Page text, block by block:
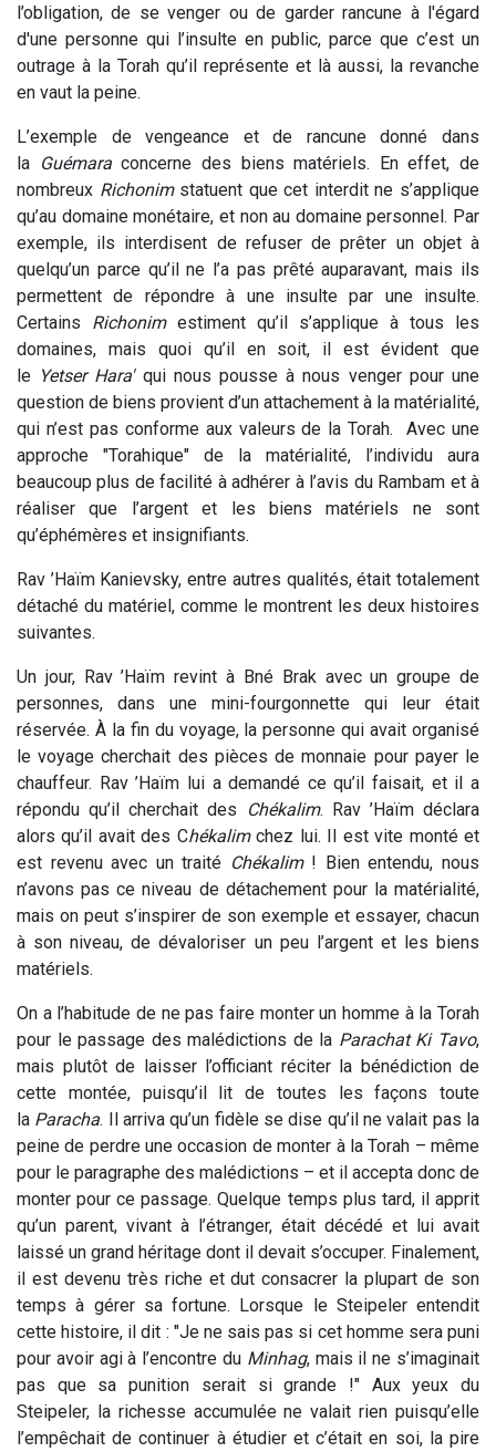
l’obligation, de se venger ou de garder rancune à l'égard
d'une personne qui l’insulte en public, parce que c’est un
outrage à la Torah qu’il représente et là aussi, la revanche
en vaut la peine.
L’exemple de vengeance et de rancune donné dans
la Guémaraconcerne des biens matériels. En effet, de
nombreux Richonimstatuent que cet interdit ne s’applique
qu’au domaine monétaire, et non au domaine personnel. Par
exemple, ils interdisent de refuser de prêter un objet à
quelqu’un parce qu’il ne l’a pas prêté auparavant, mais ils
permettent de répondre à une insulte par une insulte.
Certains Richonimestiment qu’il s’applique à tous les
domaines, mais quoi qu’il en soit, il est évident que
le Yetser Hara' qui nous pousse à nous venger pour une
question de biens provient d’un attachement à la matérialité,
qui n’est pas conforme aux valeurs de la Torah. Avec une
approche "Torahique" de la matérialité, l’individu aura
beaucoup plus de facilité à adhérer à l’avis du Rambam et à
réaliser que l’argent et les biens matériels ne sont
qu’éphémères et insignifiants.
Rav ’Haïm Kanievsky, entre autres qualités, était totalement
détaché du matériel, comme le montrent les deux histoires
suivantes.
Un jour, Rav ’Haïm revint à Bné Brak avec un groupe de
personnes, dans une mini-fourgonnette qui leur était
réservée. À la fin du voyage, la personne qui avait organisé
le voyage cherchait des pièces de monnaie pour payer le
chauffeur. Rav ’Haïm lui a demandé ce qu’il faisait, et il a
répondu qu’il cherchait des
Chékalim. Rav ’Haïm déclara
alors qu’il avait des Chékalimchez lui. Il est vite monté et
est revenu avec un traité Chékalim ! Bien entendu, nous
n’avons pas ce niveau de détachement pour la matérialité,
mais on peut s’inspirer de son exemple et essayer, chacun
à son niveau, de dévaloriser un peu l’argent et les biens
matériels.
On a l’habitude de ne pas faire monter un homme à la Torah
pour le passage des malédictions de la Parachat Ki Tavo,
mais plutôt de laisser l’officiant réciter la bénédiction de
cette montée, puisqu’il lit de toutes les façons toute
la Paracha. Il arriva qu’un fidèle se dise qu’il ne valait pas la
peine de perdre une occasion de monter à la Torah – même
pour le paragraphe des malédictions – et il accepta donc de
monter pour ce passage. Quelque temps plus tard, il apprit
qu’un parent, vivant à l’étranger, était décédé et lui avait
laissé un grand héritage dont il devait s’occuper. Finalement,
il est devenu très riche et dut consacrer la plupart de son
temps à gérer sa fortune. Lorsque le Steipeler entendit
cette histoire, il dit : "Je ne sais pas si cet homme sera puni
pour avoir agi à l’encontre du Minhag, mais il ne s’imaginait
pas que sa punition serait si grande !" Aux yeux du
Steipeler, la richesse accumulée ne valait rien puisqu’elle
l’empêchait de continuer à étudier et c’était en soi, la pire